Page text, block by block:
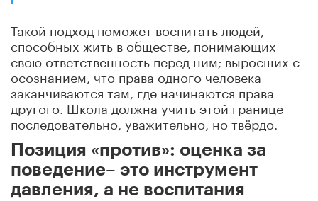
Такой подход поможет воспитать людей,
способных жить в обществе, понимающих
свою ответственность перед ним; выросших с
осознанием, что права одного человека
заканчиваются там, где начинаются права
другого. Школа должна учить этой границе –
последовательно, уважительно, но твёрдо.
Позиция «против»: оценка за
поведение– это инструмент
давления, а не воспитания